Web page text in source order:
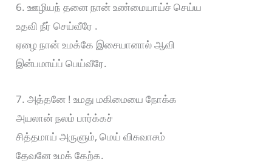
6. ஊழியந் தனை நான் உண்மையாய்ச் செய்ய
உதவி நீர் செய்வீரே .
ஏழை நான் உமக்கே இசையானால் ஆவி
இன்பமாய்ப் பெய்வீரே.
7. அத்தனே ! உமது மகிமையை நோக்க
அயலான் நலம் பார்க்கச்
சித்தமாய் அருளும், மெய் விசுவாசம்
தேவனே உமக் கேற்க.